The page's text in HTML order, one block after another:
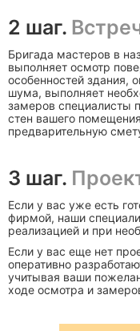
2 шаг.
Бригада мастеров в
выполняет осмотр
особенностей здания,
шума, выполняет
замеров специалисты
стен вашего
предварительную
3 шаг.
Если у вас уже есть
фирмой, наши
реализацией и при
Если у вас еще нет
оперативно
учитывая ваши
ходе осмотра и